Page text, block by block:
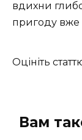
вдихни
пригоду вже
Оцініть
Вам